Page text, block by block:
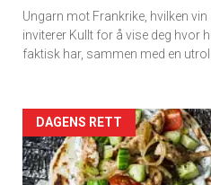
Ungarn mot Frankrike, hvilken
inviterer Kullt for å vise deg hvor
faktisk har, sammen med en
Forsiden
akkurat
DAGENS RETT